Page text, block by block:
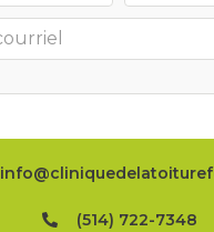
(514) 722-7348